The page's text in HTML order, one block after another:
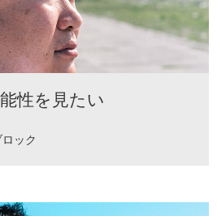
性を見たい
ック